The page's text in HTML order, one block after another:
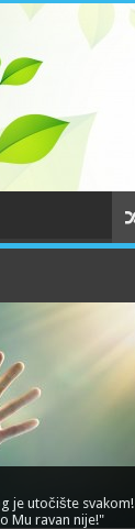
je utočište svakom!
Mu ravan nije!"